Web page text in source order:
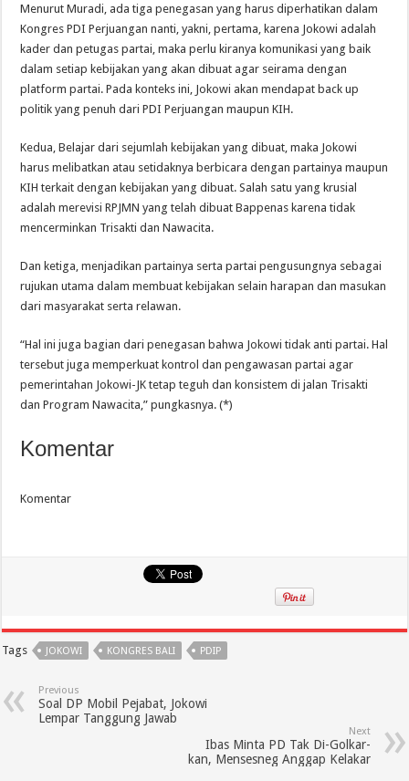
Menurut Muradi, ada tiga penegasan yang harus diperhatikan dalam
Kongres PDI Perjuangan nanti, yakni, pertama, karena Jokowi adalah
kader dan petugas partai, maka perlu kiranya komunikasi yang baik
dalam setiap kebijakan yang akan dibuat agar seirama dengan
platform partai. Pada konteks ini, Jokowi akan mendapat back up
politik yang penuh dari PDI Perjuangan maupun KIH.
Kedua, Belajar dari sejumlah kebijakan yang dibuat, maka Jokowi
harus melibatkan atau setidaknya berbicara dengan partainya maupun
KIH terkait dengan kebijakan yang dibuat. Salah satu yang krusial
adalah merevisi RPJMN yang telah dibuat Bappenas karena tidak
mencerminkan Trisakti dan Nawacita.
Dan ketiga, menjadikan partainya serta partai pengusungnya sebagai
rujukan utama dalam membuat kebijakan selain harapan dan masukan
dari masyarakat serta relawan.
“Hal ini juga bagian dari penegasan bahwa Jokowi tidak anti partai. Hal
tersebut juga memperkuat kontrol dan pengawasan partai agar
pemerintahan Jokowi-JK tetap teguh dan konsistem di jalan Trisakti
dan Program Nawacita,” pungkasnya. (*)
Komentar
Komentar
Tags JOKOWI KONGRES BALI PDIP
Previous
Soal DP Mobil Pejabat, Jokowi
Lempar Tanggung Jawab
Next
Ibas Minta PD Tak Di-Golkar-
kan, Mensesneg Anggap Kelakar